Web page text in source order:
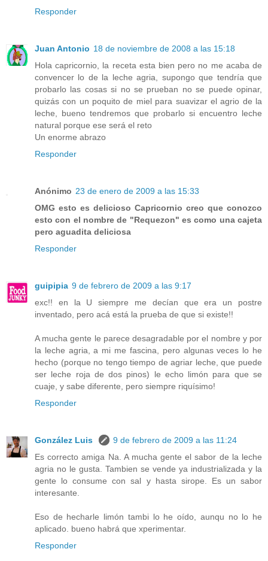
Responder
Juan Antonio 18 de noviembre de 2008 a las 15:18
Hola capricornio, la receta esta bien pero no me acaba de
convencer lo de la leche agria, supongo que tendría que
probarlo las cosas si no se prueban no se puede opinar,
quizás con un poquito de miel para suavizar el agrio de la
leche, bueno tendremos que probarlo si encuentro leche
natural porque ese será el reto
Un enorme abrazo
Responder
Anónimo 23 de enero de 2009 a las 15:33
OMG esto es delicioso Capricornio creo que conozco
esto con el nombre de "Requezon" es como una cajeta
pero aguadita deliciosa
Responder
guipipia 9 de febrero de 2009 a las 9:17
exc!! en la U siempre me decían que era un postre
inventado, pero acá está la prueba de que si existe!!
A mucha gente le parece desagradable por el nombre y por
la leche agria, a mi me fascina, pero algunas veces lo he
hecho (porque no tengo tiempo de agriar leche, que puede
ser leche roja de dos pinos) le echo limón para que se
cuaje, y sabe diferente, pero siempre riquísimo!
Responder
González Luis
9 de febrero de 2009 a las 11:24
Es correcto amiga Na. A mucha gente el sabor de la leche
agria no le gusta. Tambien se vende ya industrializada y la
gente lo consume con sal y hasta sirope. Es un sabor
interesante.
Eso de hecharle limón tambi lo he oído, aunqu no lo he
aplicado. bueno habrá que xperimentar.
Responder